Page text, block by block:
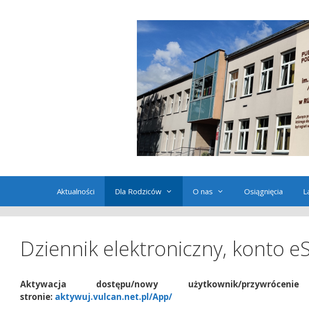
Aktualności Dla Rodziców O nas Osiągnięcia
Dziennik elektroniczny, konto
Aktywacja dostępu/nowy użytkownik/
stronie: aktywuj.vulcan.net.pl/App/